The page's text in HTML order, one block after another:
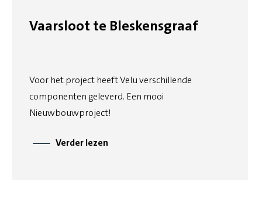
Vaarsloot te Bleskensgraaf
Voor het project heeft Velu verschillende
componenten geleverd. Een mooi
Nieuwbouwproject!
Verder lezen